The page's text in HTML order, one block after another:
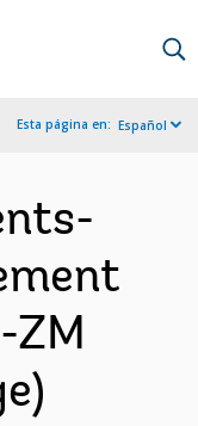
Esta página en: Español
ZM